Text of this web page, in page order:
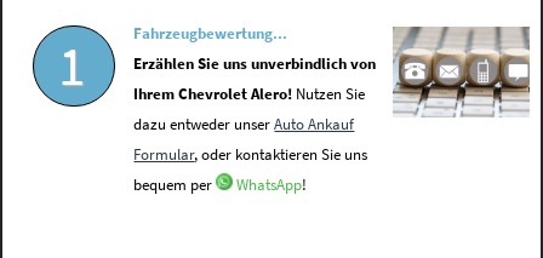
1
Fahrzeugbewertung...
Erzählen Sie uns unverbindlich von
Ihrem Chevrolet Alero! Nutzen Sie
dazu entweder unserAuto Ankauf
Formular, oder kontaktieren Sie uns
bequem per
WhatsApp!